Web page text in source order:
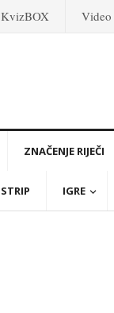
KvizBOX Video
ZNAČENJE RIJEČI
STRIP IGRE